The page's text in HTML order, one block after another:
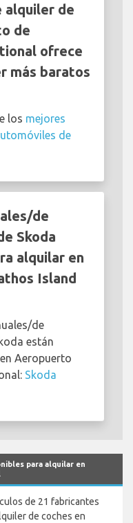
alquiler de
de
ofrece
más baratos
los mejores
de
de
Skoda
alquilar en
Island
de
están
Aeropuerto
Skoda
para alquilar en
de 21 fabricantes
de coches en